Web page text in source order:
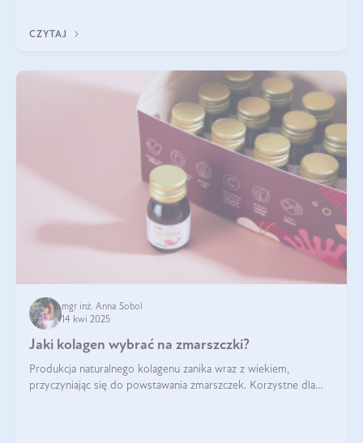
CZYTAJ
mgr inż. Anna Sobol
14 kwi 2025
Jaki kolagen wybrać na zmarszczki?
Produkcja naturalnego kolagenu zanika wraz z wiekiem,
przyczyniając się do powstawania zmarszczek. Korzystne dla